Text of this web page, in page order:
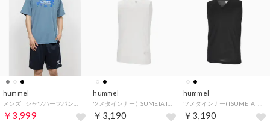
hummel
￥3,999
hummel
￥3,190
hummel
￥3,190